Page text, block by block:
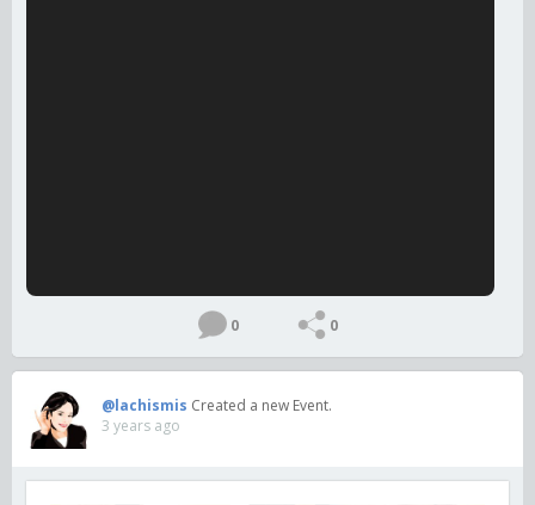
0 0
@lachismis Created a new Event.
3 years ago